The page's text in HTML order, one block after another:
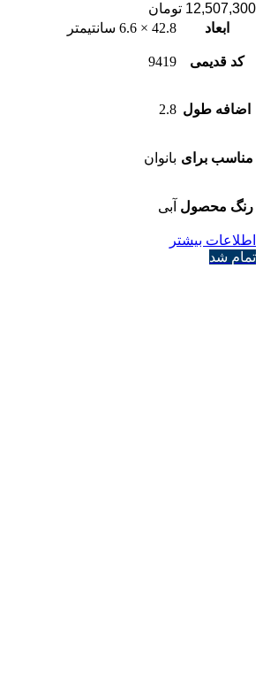
12,507,300 تومان
ابعاد
42.8 × 6.6 سانتیمتر
کد قدیمی 9419
اضافه طول 2.8
مناسب برای بانوان
رنگ محصول آبی
اطلاعات بیشتر
تمام شد